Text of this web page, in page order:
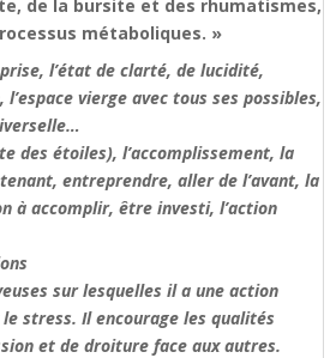
de la bursite et des rhumatismes,
métaboliques. »
l’état de clarté, de lucidité,
vierge avec tous ses possibles,
des étoiles), l’accomplissement, la
entreprendre, aller de l’avant, la
à accomplir, être investi, l’action
sur lesquelles il a une action
stress. Il encourage les qualités
et de droiture face aux autres.